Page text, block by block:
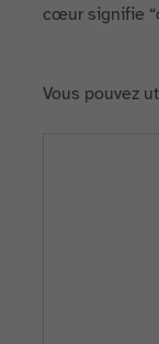
cœur signifie
Vous pouvez